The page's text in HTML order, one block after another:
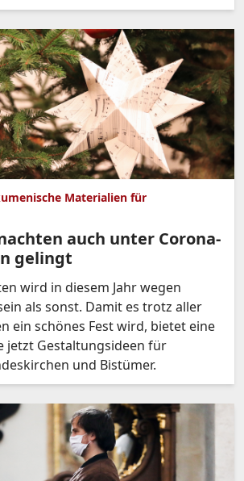
Materialien für
auch unter Corona-
gelingt
wird in diesem Jahr wegen
als sonst. Damit es trotz aller
ein schönes Fest wird, bietet eine
jetzt Gestaltungsideen für
und Bistümer.